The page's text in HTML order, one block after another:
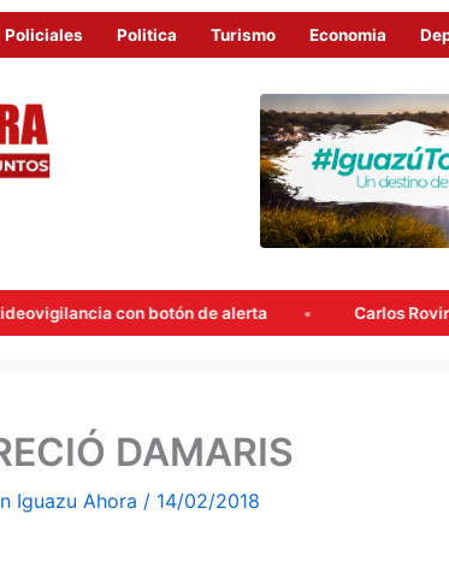
Policiales Politica Turismo Economia
botón de alerta Carlos Rovira rompió el
DAMARIS
Iguazu Ahora / 14/02/2018